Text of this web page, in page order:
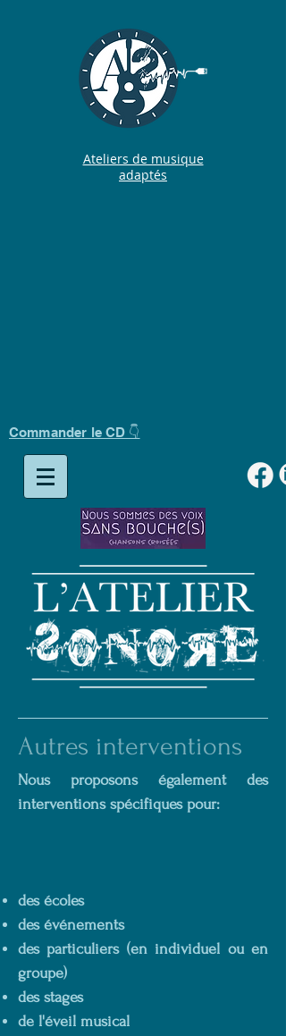
Ateliers de musique
adaptés
Commander le CD 👇
Autres interventions
Nous proposons également des
interventions spécifiques pour:
des écoles
des événements
des particuliers (en individuel ou en
groupe)
des stages
de l'éveil musical